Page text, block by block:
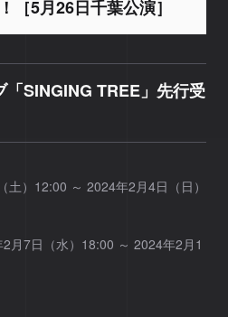
［5月26日千葉公演］
SINGING TREE」先行受
）12:00 ～ 2024年2月4日（日）
月7日（水）18:00 ～ 2024年2月1